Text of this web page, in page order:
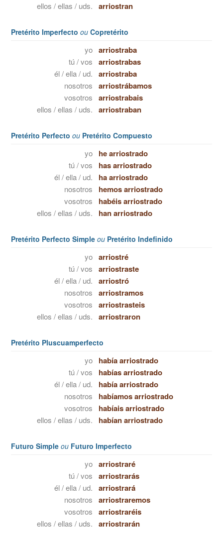
ellos / ellas / uds. arriostran
Pretérito Imperfecto ou Copretérito
yo arriostraba
tú / vos arriostrabas
él / ella / ud. arriostraba
nosotros arriostrábamos
vosotros arriostrabais
ellos / ellas / uds. arriostraban
Pretérito Perfecto ou Pretérito Compuesto
yo he arriostrado
tú / vos has arriostrado
él / ella / ud. ha arriostrado
nosotros hemos arriostrado
vosotros habéis arriostrado
ellos / ellas / uds. han arriostrado
Pretérito Perfecto Simple ou Pretérito Indefinido
yo arriostré
tú / vos arriostraste
él / ella / ud. arriostró
nosotros arriostramos
vosotros arriostrasteis
ellos / ellas / uds. arriostraron
Pretérito Pluscuamperfecto
yo había arriostrado
tú / vos habías arriostrado
él / ella / ud. había arriostrado
nosotros habíamos arriostrado
vosotros habíais arriostrado
ellos / ellas / uds. habían arriostrado
Futuro Simple ou Futuro Imperfecto
yo arriostraré
tú / vos arriostrarás
él / ella / ud. arriostrará
nosotros arriostraremos
vosotros arriostraréis
ellos / ellas / uds. arriostrarán